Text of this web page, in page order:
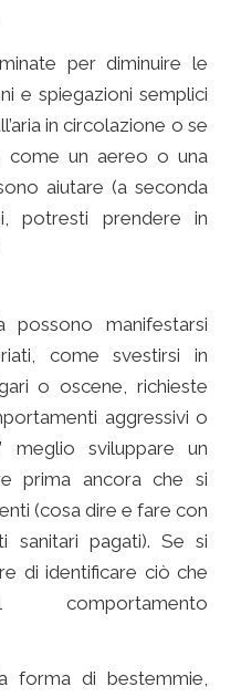
per diminuire le
e spiegazioni semplici
in circolazione o se
un aereo o una
aiutare (a seconda
potresti prendere in
manifestarsi
come svestirsi in
o oscene, richieste
aggressivi o
meglio sviluppare un
prima ancora che si
(cosa dire e fare con
sanitari pagati). Se si
di identificare ciò che
forma di bestemmie,